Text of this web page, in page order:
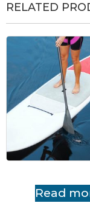
RELATED
Read